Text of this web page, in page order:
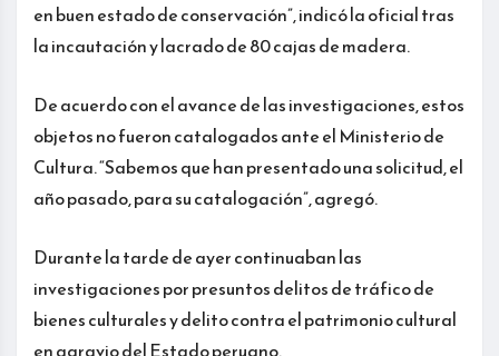
en buen estado de conservación”, indicó la oficial tras
la incautación y lacrado de 80 cajas de madera.
De acuerdo con el avance de las investigaciones, estos
objetos no fueron catalogados ante el Ministerio de
Cultura. “Sabemos que han presentado una solicitud, el
año pasado, para su catalogación”, agregó.
Durante la tarde de ayer continuaban las
investigaciones por presuntos delitos de tráfico de
bienes culturales y delito contra el patrimonio cultural
en agravio del Estado peruano.